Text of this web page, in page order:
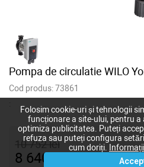
Pompa de circulatie WILO
Cod produs:73861
10 752lei
8 640lei
Folosim cookie-uri și tehnologii
funcționare a site-ului, pentru
optimiza publicitatea. Puteți
refuza sau puteți configura
cum doriți.